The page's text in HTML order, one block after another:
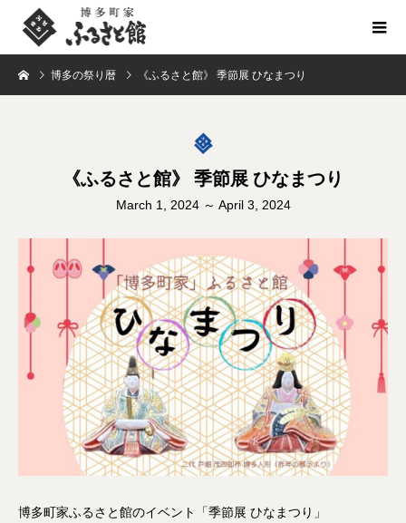
博多の祭り暦 《ふるさと館》 季節展 ひなまつり
《ふるさと館》 季節展 ひなまつり
March 1, 2024 ～ April 3, 2024
博多町家ふるさと館のイベント「季節展 ひなまつり」